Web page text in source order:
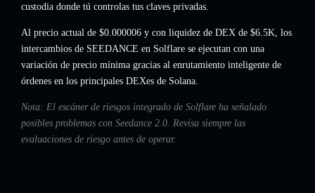
custodia donde tú controlas tus claves privadas.
Al precio actual de $0.000006 y con liquidez de DEX de $6.5K, los
intercambios de SEEDANCE en Solflare se ejecutan con una
variación de precio mínima gracias al enrutamiento inteligente de
órdenes en los principales DEXes de Solana.
Nota: El escáner de riesgos integrado de Solflare ha señalado
posibles problemas con Seedance 2.0. Revisa siempre las
evaluaciones de riesgo antes de operar.